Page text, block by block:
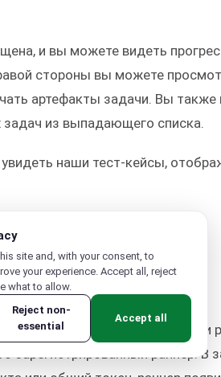
и вы можете видеть
стороны вы можете
артефакты задачи. Вы
задач из выпадающего списка.
наши тест-кейсы,
вы нажмете
,
зарегистрированный раннер. В
site and, with your consent, to
your experience. Accept all, reject
what to allow.
Reject non-
essential
Accept all